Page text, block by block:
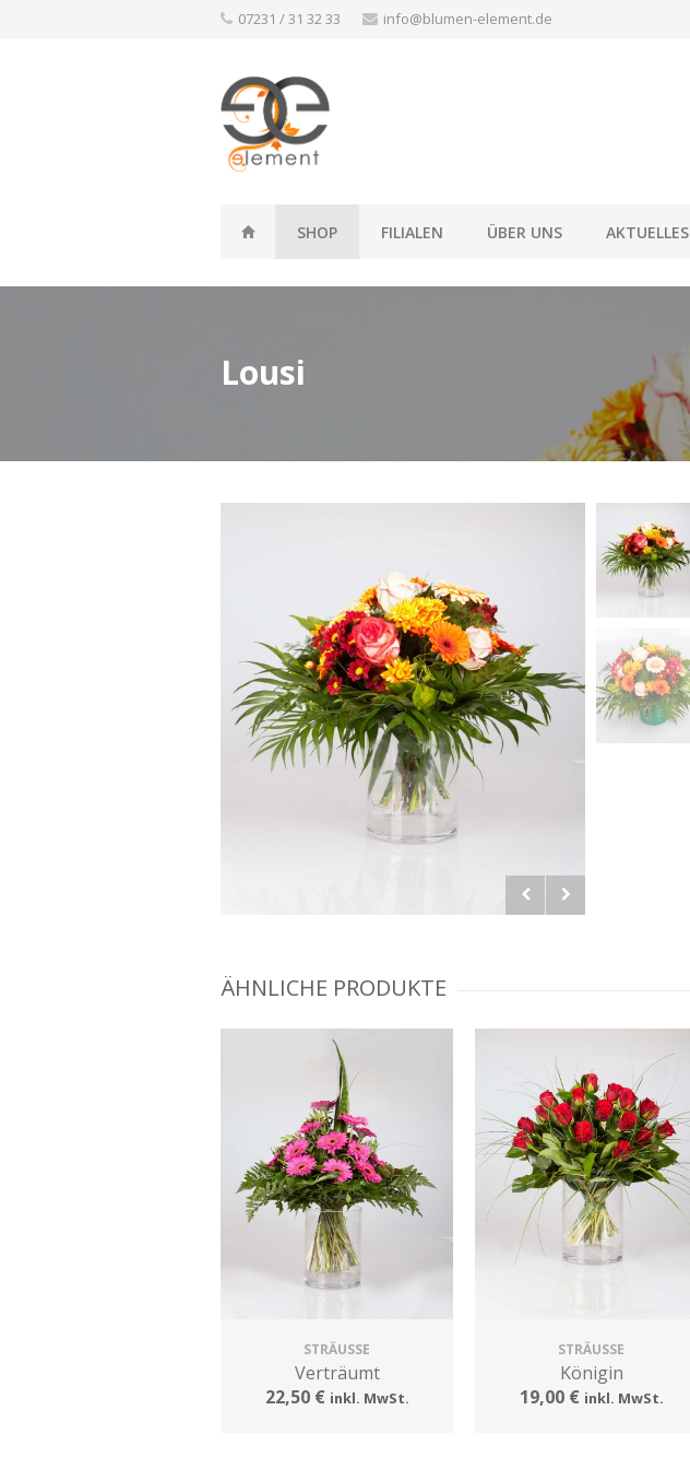
07231 / 31 32 33 info@blumen-element.de
SHOP FILIALEN ÜBER UNS AKTUELLES
Lousi
ÄHNLICHE PRODUKTE
STRÄUSSE
Verträumt
22,50 € inkl. MwSt.
STRÄUSSE
Königin
19,00 € inkl. MwSt.